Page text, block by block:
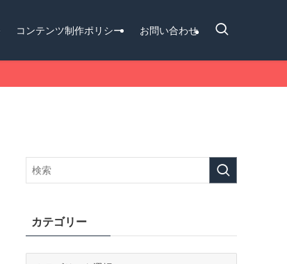
コンテンツ制作ポリシー お問い合わせ
カテゴリー